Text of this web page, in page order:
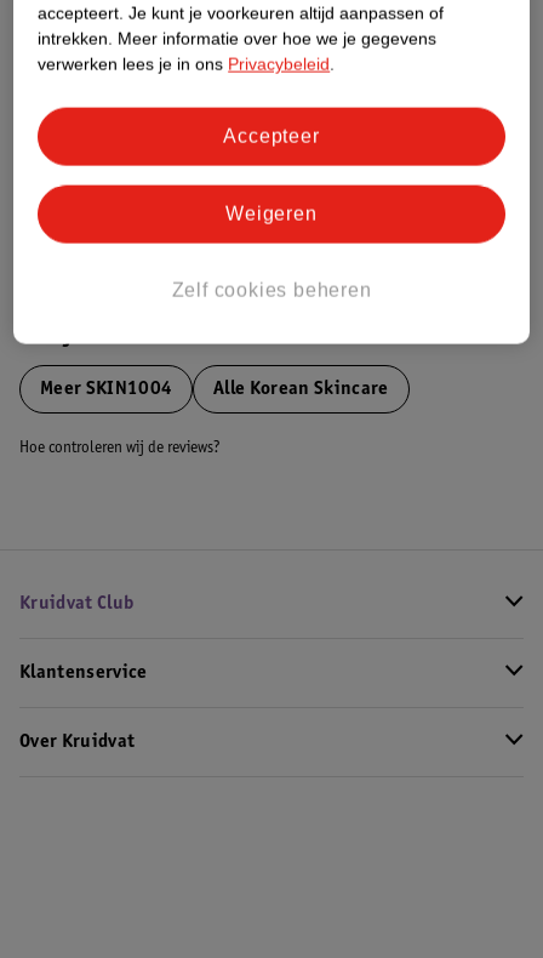
Nature Impact Score
Meer informatie
Bestel & Bezorginformatie
Bekijk ook
Meer SKIN1004 Alle Korean Skincare
Hoe controleren wij de reviews?
Kruidvat Club
Klantenservice
Over Kruidvat
accepteert. Je kunt je voorkeuren altijd aanpassen of
intrekken. Meer informatie over hoe we je gegevens
verwerken lees je in ons Privacybeleid.
Zelf cookies beheren
Weigeren
Accepteer